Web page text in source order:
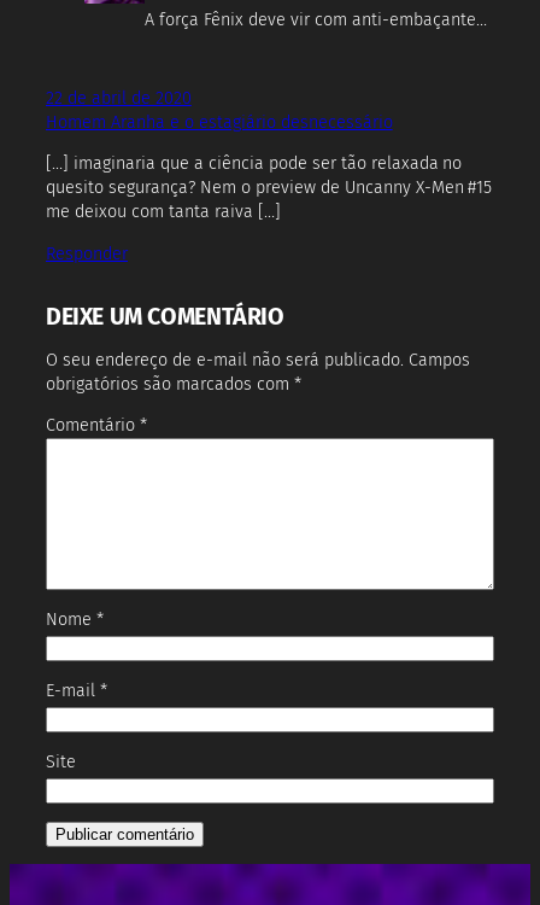
A força Fênix deve vir com anti-embaçante…
22 de abril de 2020
Homem Aranha e o estagiário desnecessário
[…] imaginaria que a ciência pode ser tão relaxada no
quesito segurança? Nem o preview de Uncanny X-Men #15
me deixou com tanta raiva […]
Responder
DEIXE UM COMENTÁRIO
O seu endereço de e-mail não será publicado. Campos
obrigatórios são marcados com *
Comentário *
Nome *
E-mail *
Site